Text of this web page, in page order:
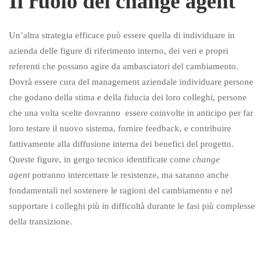
Un’altra strategia efficace può essere quella di individuare in
azienda delle figure di riferimento interno, dei veri e propri
referenti che possano agire da ambasciatori del cambiamento.
Dovrà essere cura del management aziendale individuare persone
che godano della stima e della fiducia dei loro colleghi, persone
che una volta scelte dovranno essere coinvolte in anticipo per far
loro testare il nuovo sistema, fornire feedback, e contribuire
fattivamente alla diffusione interna dei benefici del progetto.
Queste figure, in gergo tecnico identificate come change
agentpotranno intercettare le resistenze, ma saranno anche
fondamentali nel sostenere le ragioni del cambiamento e nel
supportare i colleghi più in difficoltà durante le fasi più complesse
della transizione.